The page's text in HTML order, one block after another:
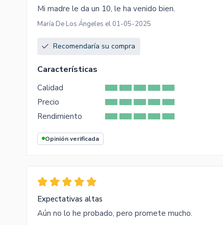
Mi madre le da un 10, le ha venido bien.
María De Los Ángeles el 01-05-2025
Recomendaría su compra
Características
Calidad
Precio
Rendimiento
Opinión verificada
Expectativas altas
Aún no lo he probado, pero promete mucho.